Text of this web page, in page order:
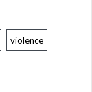
violence